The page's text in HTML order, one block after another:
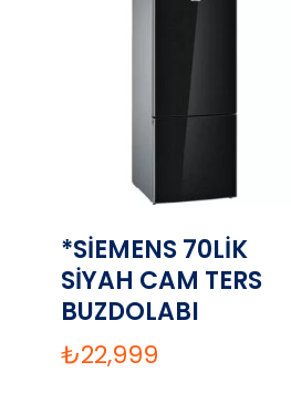
*SİEMENS 70LİK
SİYAH CAM TERS
BUZDOLABI
₺22,999